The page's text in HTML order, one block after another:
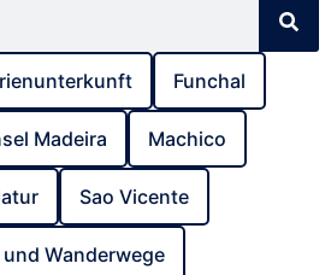
Funchal
Madeira Machico
Sao Vicente
Wanderwege